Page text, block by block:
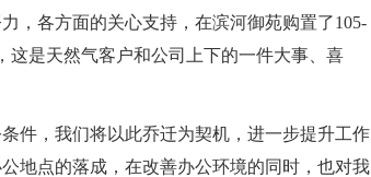
，各方面的关心支持，在滨河御苑购置了105-
这是天然气客户和公司上下的一件大事、喜
件，我们将以此乔迁为契机，进一步提升工作
地点的落成，在改善办公环境的同时，也对我